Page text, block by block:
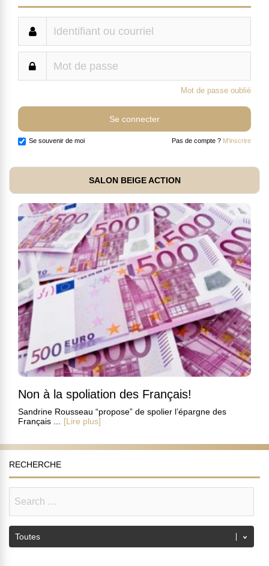
Mot de passe oublié
Se souvenir de moi Pas de compte ? M'inscrire
SALON BEIGE ACTION
Non à la spoliation des Français!
Sandrine Rousseau “propose” de spolier l’épargne des
Français ...
[Lire plus]
RECHERCHE